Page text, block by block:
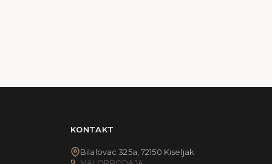
KONTAKT
Bilalovac 325a, 72150 Kiseljak